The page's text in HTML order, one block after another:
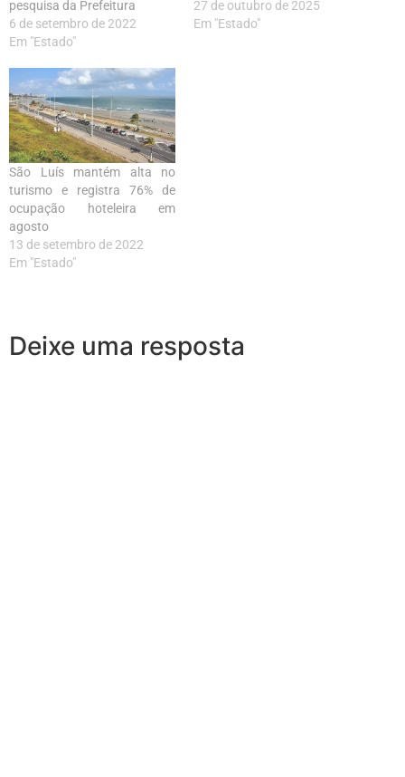
pesquisa da Prefeitura
6 de setembro de 2022
Em "Estado"
27 de outubro de 2025
Em "Estado"
São Luís mantém alta no
turismo e registra 76% de
ocupação hoteleira em
agosto
13 de setembro de 2022
Em "Estado"
Deixe uma resposta